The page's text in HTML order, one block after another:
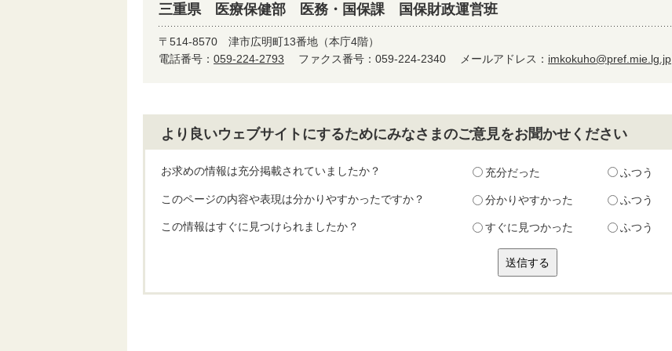
三重県 医療保健部 医務・国保課 国保財政運営班
〒514-8570 津市広明町13番地（本庁4階）
電話番号： 059-224-2793 ファクス番号：059-224-2340 メールアドレス： imkokuho@pref.mie.lg.jp
より良いウェブサイトにするためにみなさまのご意見をお聞かせください
お求めの情報は充分掲載されていましたか？ 充分だった ふつう
このページの内容や表現は分かりやすかったですか？ 分かりやすかった ふつう
この情報はすぐに見つけられましたか？ すぐに見つかった ふつう